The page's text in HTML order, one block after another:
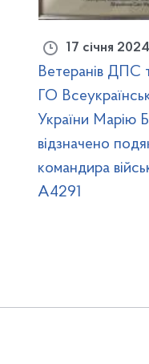
17 січня
Ветеранів ДПС
ГО
України Марію
відзначено
командира
А4291